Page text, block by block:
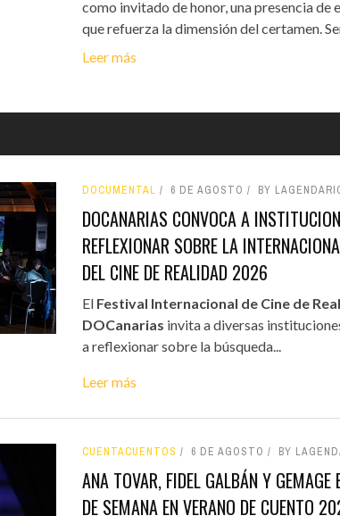
como invitado de honor, una presencia de
que refuerza la dimensión del certamen.
Leer más
DOCUMENTAL 6 DE AGOSTO BY
DOCANARIAS CONVOCA A
REFLEXIONAR SOBRE LA
DEL CINE DE REALIDAD 2026
El Festival Internacional de Cine de
DOCanarias invita a diversas
a reflexionar sobre la búsqueda...
Leer más
CUENTACUENTOS 6 DE AGOSTO BY
ANA TOVAR, FIDEL GALBÁN Y GEMAGE
DE SEMANA EN VERANO DE CUENTO